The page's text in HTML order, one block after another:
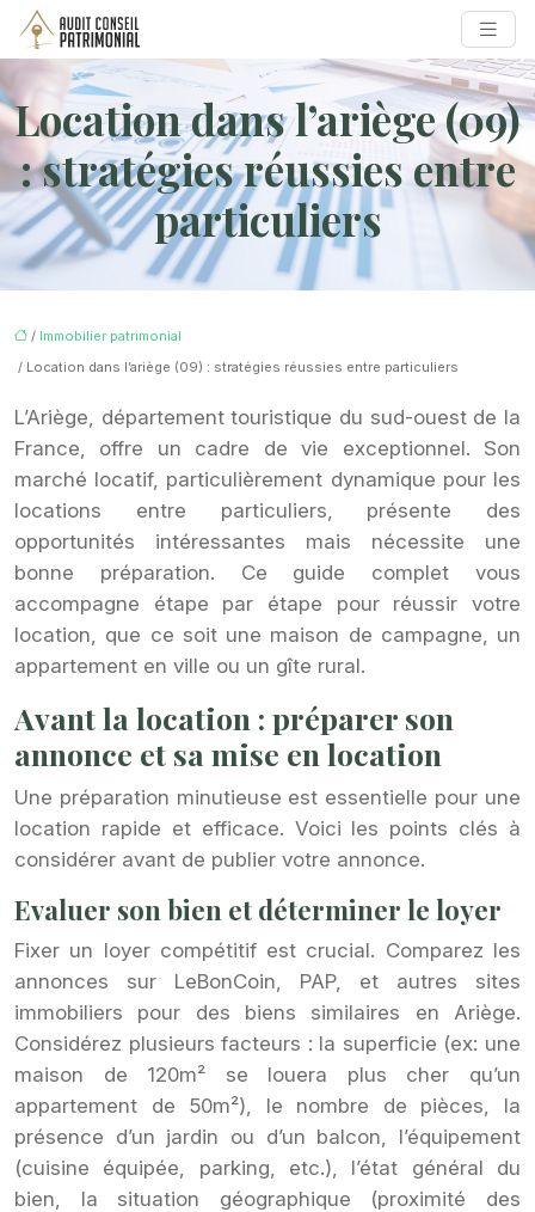
Location dans l’ariège (09)
: stratégies réussies entre
particuliers
/ Immobilier patrimonial
/ Location dans l’ariège (09) : stratégies réussies entre particuliers
L’Ariège, département touristique du sud-ouest de la
France, offre un cadre de vie exceptionnel. Son
marché locatif, particulièrement dynamique pour les
locations entre particuliers, présente des
opportunités intéressantes mais nécessite une
bonne préparation. Ce guide complet vous
accompagne étape par étape pour réussir votre
location, que ce soit une maison de campagne, un
appartement en ville ou un gîte rural.
Avant la location : préparer son
annonce et sa mise en location
Une préparation minutieuse est essentielle pour une
location rapide et efficace. Voici les points clés à
considérer avant de publier votre annonce.
Evaluer son bien et déterminer le loyer
Fixer un loyer compétitif est crucial. Comparez les
annonces sur LeBonCoin, PAP, et autres sites
immobiliers pour des biens similaires en Ariège.
Considérez plusieurs facteurs : la superficie (ex: une
maison de 120m² se louera plus cher qu’un
appartement de 50m²), le nombre de pièces, la
présence d’un jardin ou d’un balcon, l’équipement
(cuisine équipée, parking, etc.), l’état général du
bien, la situation géographique (proximité des